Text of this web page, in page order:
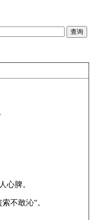
心脾。
不敢沁”。